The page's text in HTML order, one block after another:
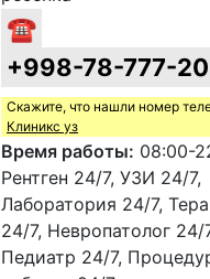
☎
+998-78-777-
Скажите, что нашли номер
Клиникс уз
Время работы: 08:00-
Рентген 24/7, УЗИ 24/7,
Лаборатория 24/7,
24/7, Невропатолог 24/
Педиатр 24/7,